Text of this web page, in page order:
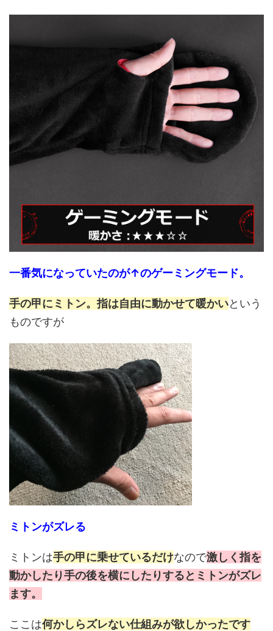
一番気になっていたのが↑のゲーミングモード。
手の甲にミトン。指は自由に動かせて暖かいという
ものですが
ミトンがズレる
ミトンは手の甲に乗せているだけなので激しく指を
動かしたり手の後を横にしたりするとミトンがズレ
ます。
ここは何かしらズレない仕組みが欲しかったです